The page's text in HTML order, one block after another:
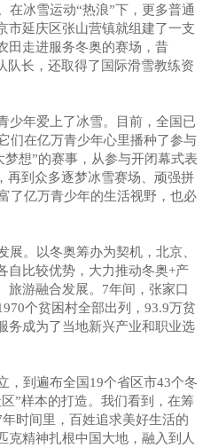
在冰雪运动“热浪”下，更多普通
市延庆区张山营镇就组建了一支
田走进服务冬奥的赛场，昔
队长，还取得了国际滑雪教练资
年爱上了冰雪。目前，全国已
们在亿万青少年心里播种了参与
想”的赛事，从参与开闭幕式表
再到众多逐梦冰雪赛场、顽强拼
亿万青少年的生活视野，也必
。以冬奥筹办为契机，北京、
自比较优势，大力推动冬奥+产
旅游融合发展。7年间，张家口
个贫困村全部出列，93.9万贫
务成为了当地新兴产业和职业选
到遍布全国19个省区市43个冬
”样本的打造。我们看到，在筹
时间里，百姓追求美好生活的
克精神扎根中国大地，融入到人